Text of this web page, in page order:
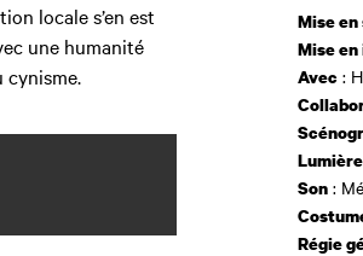
locale s’en est
une humanité
cynisme.
Mise en
Mise
Avec :
Lumière
Son :
Régie